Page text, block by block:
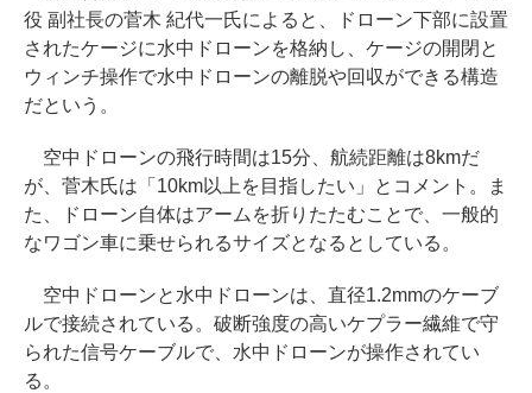
役 副社長の菅木 紀代一氏によると、ドローン下部に設置
されたケージに水中ドローンを格納し、ケージの開閉と
ウィンチ操作で水中ドローンの離脱や回収ができる構造
だという。
空中ドローンの飛行時間は15分、航続距離は8kmだ
が、菅木氏は「10km以上を目指したい」とコメント。ま
た、ドローン自体はアームを折りたたむことで、一般的
なワゴン車に乗せられるサイズとなるとしている。
空中ドローンと水中ドローンは、直径1.2mmのケーブ
ルで接続されている。破断強度の高いケプラー繊維で守
られた信号ケーブルで、水中ドローンが操作されてい
る。